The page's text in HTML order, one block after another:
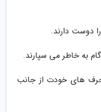
حرف های خودت از جانب